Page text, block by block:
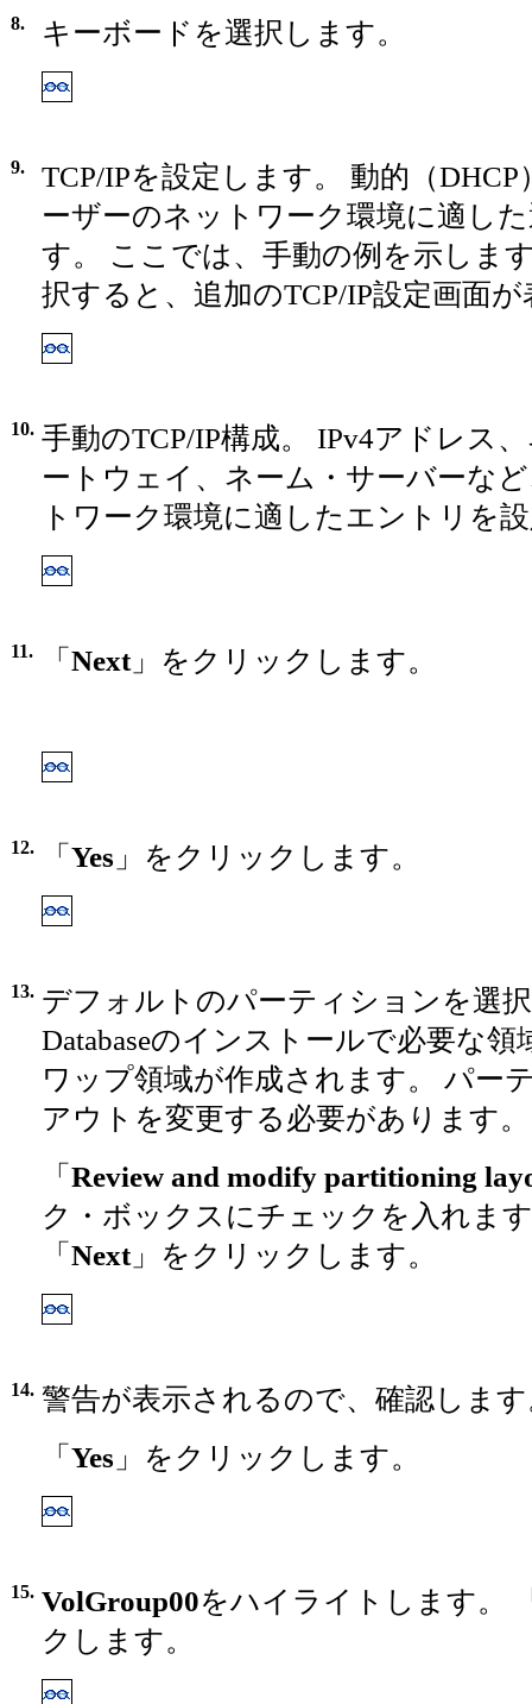
8. キーボードを選択します。
9.
TCP/IPを設定します。 動的（
ーザーのネットワーク環境に適し
す。 ここでは、手動の例を示しま
択すると、追加のTCP/IP設定画面
10. 手動のTCP/IP構成。 IPv4アドレス
ートウェイ、ネーム・サーバーな
トワーク環境に適したエントリを
11. 「 Next」をクリックします。
12. 「 Yes 」をクリックします。
13. デフォルトのパーティションを選
Databaseのインストールで必要な
ワップ領域が作成されます。 パー
アウトを変更する必要があります。
「 Review and modify partitioning
ク・ボックスにチェックを入れま
「 Next」をクリックします。
14. 警告が表示されるので、確認しま
「 Yes 」をクリックします。
15. VolGroup00をハイライトします。
クします。